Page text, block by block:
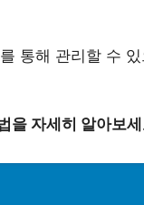
통해 관리할 수
을 자세히 알아보